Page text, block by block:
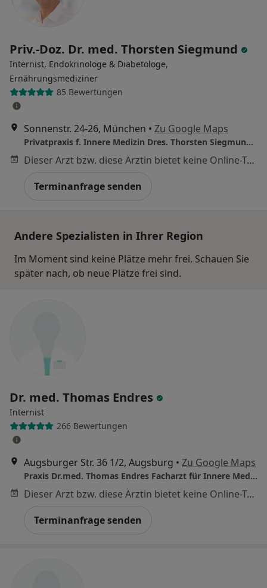
Priv.-Doz. Dr. med. Thorsten Siegmund
Internist, Endokrinologe & Diabetologe,
Ernährungsmediziner
85 Bewertungen
Sonnenstr. 24-26, München • Zu Google Maps
Privatpraxis f. Innere Medizin Dres. Thorsten Siegmund und Alexandra Schoeneich
Dieser Arzt bzw. diese Ärztin bietet keine Online-Terminbuchung an diesem Standort an.
Terminanfrage senden
Andere Spezialisten in Ihrer Region
Im Moment sind keine Plätze mehr frei. Schauen Sie
später nach, ob neue Plätze frei sind.
Dr. med. Thomas Endres
Internist
266 Bewertungen
Augsburger Str. 36 1/2, Augsburg • Zu Google Maps
Praxis Dr.med. Thomas Endres Facharzt für Innere Medizin
Dieser Arzt bzw. diese Ärztin bietet keine Online-Terminbuchung an diesem Standort an.
Terminanfrage senden